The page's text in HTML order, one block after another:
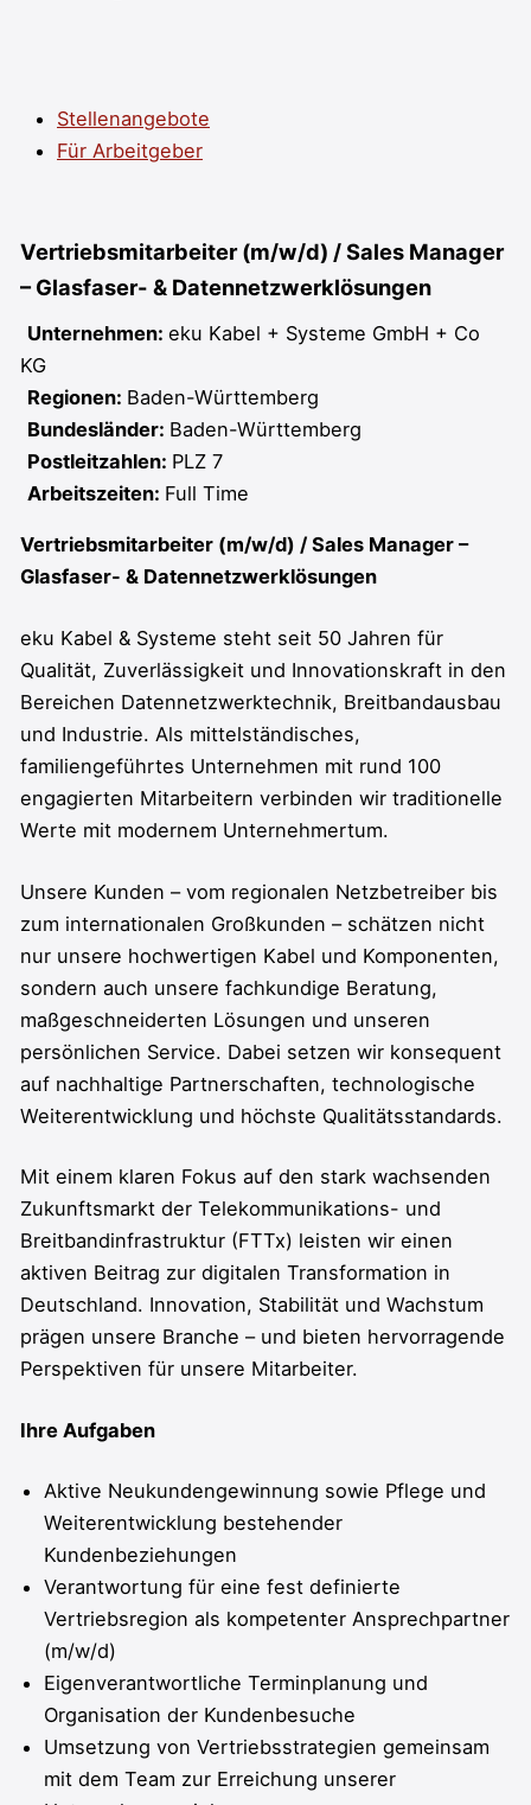
Stellenangebote
Für Arbeitgeber
Vertriebsmitarbeiter (m/w/d) / Sales Manager
– Glasfaser- & Datennetzwerklösungen
Unternehmen: eku Kabel + Systeme GmbH + Co
KG
Regionen: Baden-Württemberg
Bundesländer: Baden-Württemberg
Postleitzahlen: PLZ 7
Arbeitszeiten: Full Time
Vertriebsmitarbeiter (m/w/d) / Sales Manager –
Glasfaser- & Datennetzwerklösungen
eku Kabel & Systeme steht seit 50 Jahren für
Qualität, Zuverlässigkeit und Innovationskraft in den
Bereichen Datennetzwerktechnik, Breitbandausbau
und Industrie. Als mittelständisches,
familiengeführtes Unternehmen mit rund 100
engagierten Mitarbeitern verbinden wir traditionelle
Werte mit modernem Unternehmertum.
Unsere Kunden – vom regionalen Netzbetreiber bis
zum internationalen Großkunden – schätzen nicht
nur unsere hochwertigen Kabel und Komponenten,
sondern auch unsere fachkundige Beratung,
maßgeschneiderten Lösungen und unseren
persönlichen Service. Dabei setzen wir konsequent
auf nachhaltige Partnerschaften, technologische
Weiterentwicklung und höchste Qualitätsstandards.
Mit einem klaren Fokus auf den stark wachsenden
Zukunftsmarkt der Telekommunikations- und
Breitbandinfrastruktur (FTTx) leisten wir einen
aktiven Beitrag zur digitalen Transformation in
Deutschland. Innovation, Stabilität und Wachstum
prägen unsere Branche – und bieten hervorragende
Perspektiven für unsere Mitarbeiter.
Ihre Aufgaben
Aktive Neukundengewinnung sowie Pflege und
Weiterentwicklung bestehender
Kundenbeziehungen
Verantwortung für eine fest definierte
Vertriebsregion als kompetenter Ansprechpartner
(m/w/d)
Eigenverantwortliche Terminplanung und
Organisation der Kundenbesuche
Umsetzung von Vertriebsstrategien gemeinsam
mit dem Team zur Erreichung unserer